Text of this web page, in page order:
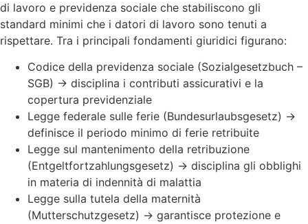
di lavoro e previdenza sociale che stabiliscono gli
standard minimi che i datori di lavoro sono tenuti a
rispettare. Tra i principali fondamenti giuridici figurano:
Codice della previdenza sociale (Sozialgesetzbuch –
SGB) → disciplina i contributi assicurativi e la
copertura previdenziale
Legge federale sulle ferie (Bundesurlaubsgesetz) →
definisce il periodo minimo di ferie retribuite
Legge sul mantenimento della retribuzione
(Entgeltfortzahlungsgesetz) → disciplina gli obblighi
in materia di indennità di malattia
Legge sulla tutela della maternità
(Mutterschutzgesetz) → garantisce protezione e